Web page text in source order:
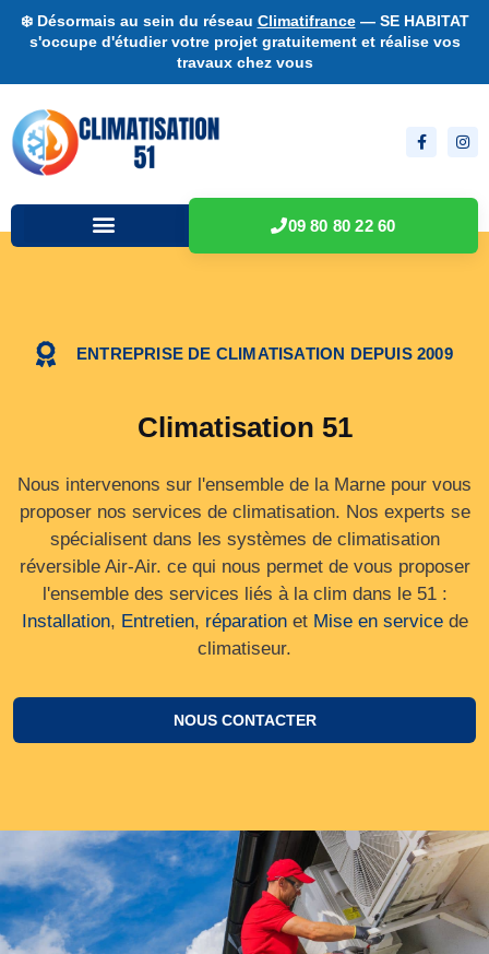
❄️ Désormais au sein du réseau Climatifrance— SE HABITAT
s'occupe d'étudier votre projet gratuitement et réalise vos
travaux chez vous
09 80 80 22 60
ENTREPRISE DE CLIMATISATION DEPUIS 2009
Climatisation 51
Nous intervenons sur l'ensemble de la Marne pour vous
proposer nos services de climatisation. Nos experts se
spécialisent dans les systèmes de climatisation
réversible Air-Air. ce qui nous permet de vous proposer
l'ensemble des services liés à la clim dans le 51 :
Installation, Entretien, réparationet Mise en servicede
climatiseur.
NOUS CONTACTER